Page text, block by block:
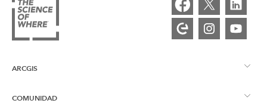
ARCGIS
Descripción general de ArcGIS
COMUNIDAD